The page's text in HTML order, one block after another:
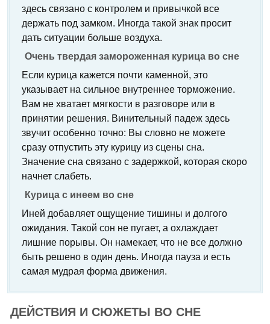
здесь связано с контролем и привычкой все
держать под замком. Иногда такой знак просит
дать ситуации больше воздуха.
Очень твердая замороженная курица во сне
Если курица кажется почти каменной, это
указывает на сильное внутреннее торможение.
Вам не хватает мягкости в разговоре или в
принятии решения. Винительный падеж здесь
звучит особенно точно: Вы словно не можете
сразу отпустить эту курицу из сцены сна.
Значение сна связано с задержкой, которая скоро
начнет слабеть.
Курица с инеем во сне
Иней добавляет ощущение тишины и долгого
ожидания. Такой сон не пугает, а охлаждает
лишние порывы. Он намекает, что не все должно
быть решено в один день. Иногда пауза и есть
самая мудрая форма движения.
ДЕЙСТВИЯ И СЮЖЕТЫ ВО СНЕ